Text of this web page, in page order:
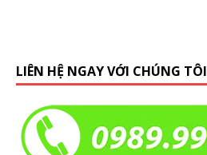
LIÊN HỆ NGAY VỚI CHÚNG TÔI